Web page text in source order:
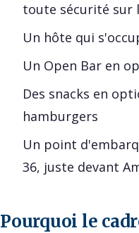
toute sécurité sur
Un hôte qui
Un Open Bar en
Des snacks en
hamburgers
Un point
36, juste devant
Pourquoi le